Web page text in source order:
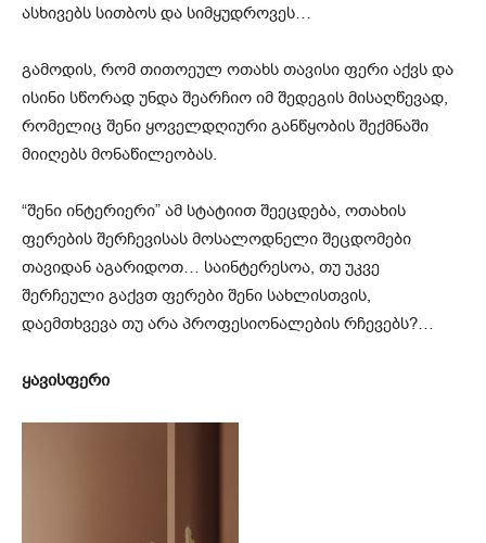
ასხივებს სითბოს და სიმყუდროვეს…
გამოდის, რომ თითოეულ ოთახს თავისი ფერი აქვს და
ისინი სწორად უნდა შეარჩიო იმ შედეგის მისაღწევად,
რომელიც შენი ყოველდღიური განწყობის შექმნაში
მიიღებს მონაწილეობას.
“შენი ინტერიერი” ამ სტატიით შეეცდება, ოთახის
ფერების შერჩევისას მოსალოდნელი შეცდომები
თავიდან აგარიდოთ… საინტერესოა, თუ უკვე
შერჩეული გაქვთ ფერები შენი სახლისთვის,
დაემთხვევა თუ არა პროფესიონალების რჩევებს?…
ყავისფერი